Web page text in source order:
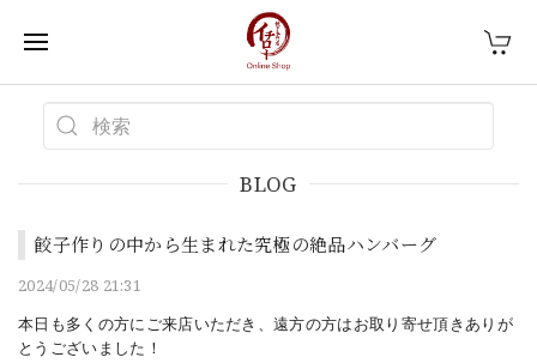
BLOG
餃子作りの中から生まれた究極の絶品ハンバーグ
2024/05/28 21:31
本日も多くの方にご来店いただき、遠方の方はお取り寄せ頂きありが
とうございました！